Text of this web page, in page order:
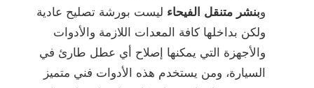
وبنشر متنقل الفيحاء ليست بورشة تصليح عادية
ولكن بداخلها كافة المعدات اللازمة والأدوات
والأجهزة التي يمكنها إصلاح أي عطل طارئ في
السيارة، ومن يستخدم هذه الأدوات فني متميز